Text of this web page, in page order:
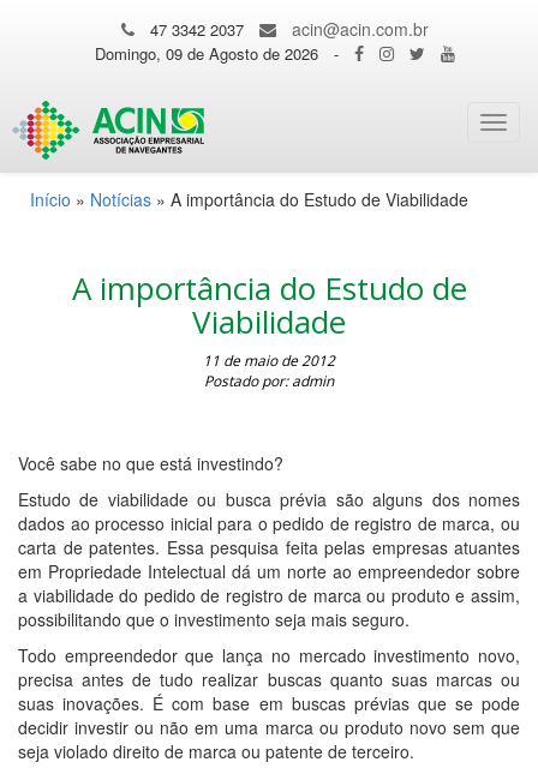
47 3342 2037 acin@acin.com.br
Domingo, 09 de Agosto de 2026 -
Início » Notícias » A importância do Estudo de Viabilidade
A importância do Estudo de
Viabilidade
11 de maio de 2012
Postado por: admin
Você sabe no que está investindo?
Estudo de viabilidade ou busca prévia são alguns dos nomes
dados ao processo inicial para o pedido de registro de marca, ou
carta de patentes. Essa pesquisa feita pelas empresas atuantes
em Propriedade Intelectual dá um norte ao empreendedor sobre
a viabilidade do pedido de registro de marca ou produto e assim,
possibilitando que o investimento seja mais seguro.
Todo empreendedor que lança no mercado investimento novo,
precisa antes de tudo realizar buscas quanto suas marcas ou
suas inovações. É com base em buscas prévias que se pode
decidir investir ou não em uma marca ou produto novo sem que
seja violado direito de marca ou patente de terceiro.